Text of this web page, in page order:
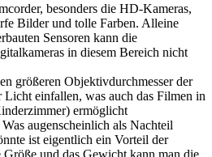
besonders die HD-Kameras,
Bilder und tolle Farben. Alleine
Sensoren kann die
in diesem Bereich nicht
größeren Objektivdurchmesser der
Licht einfallen, was auch das Filmen in
ermöglicht
Was augenscheinlich als Nachteil
ist eigentlich ein Vorteil der
und das Gewicht kann man die